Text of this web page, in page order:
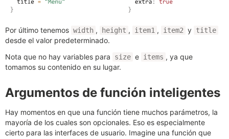
Por último tenemos width , height , item1 , item2 y title
desde el valor predeterminado.
Nota que no hay variables para
size e items , ya que
tomamos su contenido en su lugar.
Argumentos de función inteligentes
Hay momentos en que una función tiene muchos parámetros, la
mayoría de los cuales son opcionales. Eso es especialmente
cierto para las interfaces de usuario. Imagine una función que